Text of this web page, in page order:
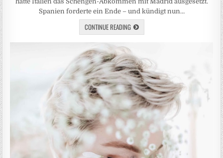
Spanien forderte ein Ende – und kündigt nun…
CONTINUE READING